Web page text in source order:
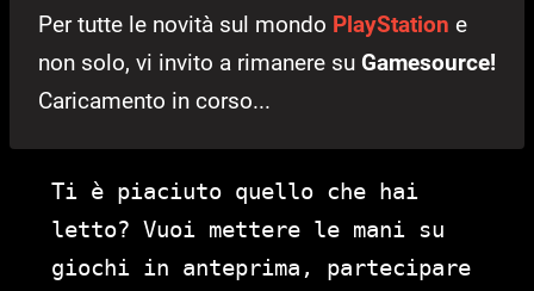
Per tutte le novità sul mondo PlayStation e
non solo, vi invito a rimanere su Gamesource!
Caricamento in corso...
Ti è piaciuto quello che hai
letto? Vuoi mettere le mani su
giochi in anteprima, partecipare